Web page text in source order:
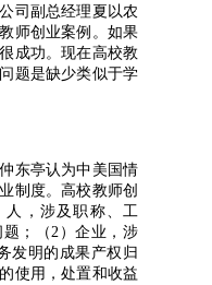
司副总经理夏以农
师创业案例。如果
成功。现在高校教
题是缺少类似于学
东亭认为中美国情
制度。高校教师创
人，涉及职称、工
；（2）企业，涉
发明的成果产权归
使用，处置和收益